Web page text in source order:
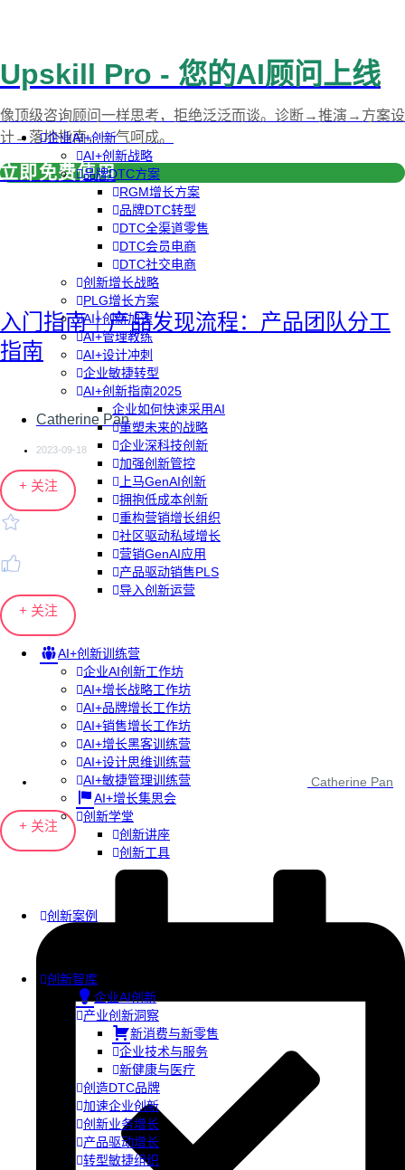
企业AI+创新
AI+创新战略
品牌DTC方案
RGM增长方案
品牌DTC转型
DTC全渠道零售
DTC会员电商
DTC社交电商
创新增长战略
PLG增长方案
AI+创新加速
AI+管理教练
AI+设计冲刺
企业敏捷转型
AI+创新指南2025
企业如何快速采用AI
重塑未来的战略
企业深科技创新
加强创新管控
上马GenAI创新
拥抱低成本创新
重构营销增长组织
社区驱动私域增长
营销GenAI应用
产品驱动销售PLS
导入创新运营
AI+创新训练营
企业AI创新工作坊
AI+增长战略工作坊
AI+品牌增长工作坊
AI+销售增长工作坊
AI+增长黑客训练营
AI+设计思维训练营
AI+敏捷管理训练营
AI+增长集思会
创新学堂
创新讲座
创新工具
创新案例
创新智库
企业AI创新
产业创新洞察
新消费与新零售
企业技术与服务
新健康与医疗
创造DTC品牌
加速企业创新
创新业务增长
产品驱动增长
转型敏捷组织
Upskill Pro - 您的AI顾问上线
像顶级咨询顾问一样思考，拒绝泛泛而谈。诊断→推演→方案设
计→落地指南，一气呵成。
立即免费使用
入门指南｜产品发现流程：产品团队分工
指南
Catherine Pan
2023-09-18
+ 关注
+ 关注
Catherine Pan
+ 关注